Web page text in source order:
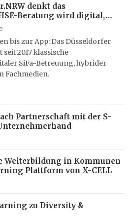
denkt das
Beratung wird digital,
bis zur App: Das Düsseldorfer
2017 klassische
SiFa-Betreuung, hybrider
Fachmedien.
Partnerschaft mit der S-
Weiterbildung in Kommunen
Plattform von X-CELL
zu Diversity &